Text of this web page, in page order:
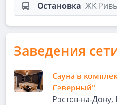
Остановка ЖК
Заведения
Сауна в
Северный"
Ростов-на-Дону,